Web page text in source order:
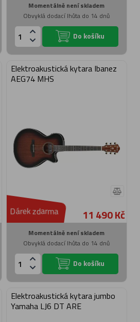
Momentálně není skladem
Obvyklá dodací lhůta do 14 dnů
Do košíku
Elektroakustická kytara Ibanez
AEG74 MHS
Dárek zdarma 11 490 Kč
Momentálně není skladem
Obvyklá dodací lhůta do 14 dnů
Do košíku
Elektroakustická kytara jumbo
Yamaha LJ6 DT ARE